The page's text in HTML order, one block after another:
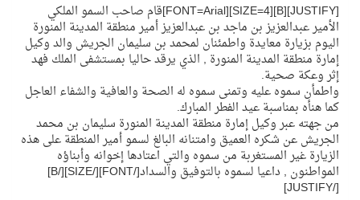
المنتخب السعودي ينافس (64) دولة في أولمبياد الفلك والفيزياء الفلكية الدولي بالهند
[JUSTIFY][B][SIZE=4][FONT=Arial]قام صاحب السمو الملكي
الأمير عبدالعزيز بن ماجد بن عبدالعزيز أمير منطقة المدينة المنورة
اليوم بزيارة معايدة واطمئنان لمحمد بن سليمان الجريش والد وكيل
إمارة منطقة المدينة المنورة , الذي يرقد حاليا بمستشفى الملك فهد
إثر وعكة صحية.
واطمأن سموه عليه وتمنى سموه له الصحة والعافية والشفاء العاجل
كما هنأه بمناسبة عيد الفطر المبارك.
من جهته عبر وكيل إمارة منطقة المدينة المنورة سليمان بن محمد
الجريش عن شكره العميق وامتنانه البالغ لسمو أمير المنطقة على هذه
الزيارة غير المستغربة من سموه والتي اعتادها إخوانه وأبناؤه
المواطنون , داعيا لسموه بالتوفيق والسداد[/FONT][/SIZE][/B]
[/JUSTIFY]